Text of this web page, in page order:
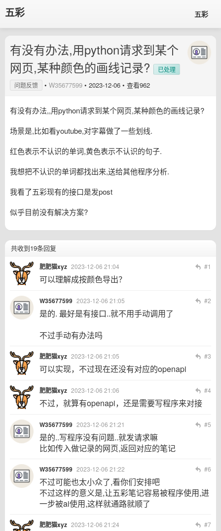
五彩 五彩
有没有办法,用python请求到某个
网页,某种颜色的画线记录?
已处理
问题反馈
• W35677599 • 2023-12-06 • 查看962
有没有办法,,用python请求到某个网页,某种颜色的画线记录?
场景是,比如看youtube,对字幕做了一些划线.
红色表示不认识的单词,黄色表示不认识的句子.
我想把不认识的单词都找出来,送给其他程序分析.
我看了五彩现有的接口是发post
似乎目前没有解决方案?
共收到19条回复
肥肥猫xyz 2023-12-06 21:04 #1
可以理解成按颜色导出？
W35677599 2023-12-06 21:05 #2
是的. 最好是有接口..就不用手动调用了
不过手动有办法吗
肥肥猫xyz 2023-12-06 21:05 #3
可以实现，不过现在还没有对应的openapi
肥肥猫xyz 2023-12-06 21:06 #4
不过，就算有openapi，还是需要写程序来对接
W35677599 2023-12-06 21:21 #5
是的..写程序没有问题..就发请求嘛
比如传入做记录的网页,返回对应的笔记
W35677599 2023-12-06 21:22 #6
不过可能也太小众了,看你们安排吧
不过这样的意义是,让五彩笔记容易被程序使用,进
一步被ai使用,这样就通路就顺了
肥肥猫xyz 2023-12-06 21:24 #7